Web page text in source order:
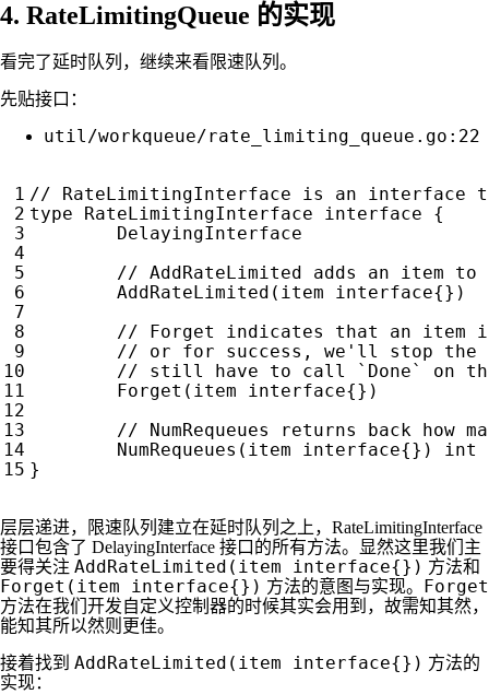
4. RateLimitingQueue 的实现
看完了延时队列，继续来看限速队列。
先贴接口：
util/workqueue/rate_limiting_queue.go:22
type RateLimitingInterface interface
{
DelayingInterface
AddRateLimited ( item interface{})
Forget ( item interface{})
NumRequeues ( item interface{})
int
}
层层递进，限速队列建立在延时队列之上，RateLimitingInterface
接口包含了 DelayingInterface 接口的所有方法。显然这里我们主
要得关注 AddRateLimited(item interface{}) 方法和
Forget(item interface{}) 方法的意图与实现。 Forget
方法在我们开发自定义控制器的时候其实会用到，故需知其然，
能知其所以然则更佳。
接着找到 AddRateLimited(item interface{}) 方法的
实现：